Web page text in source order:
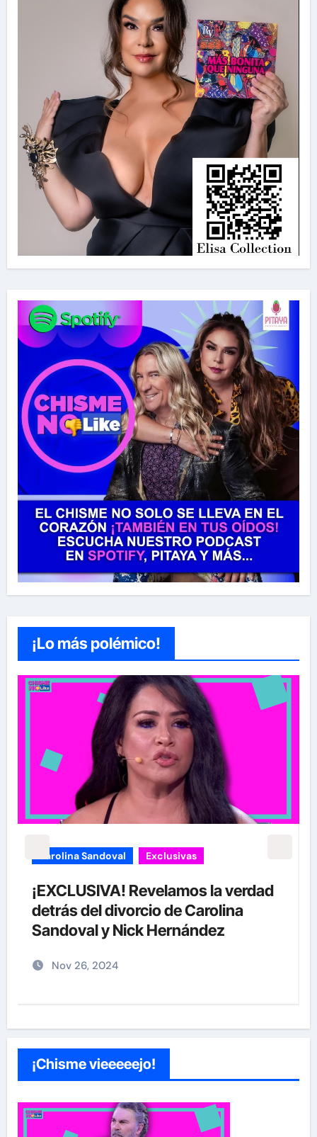
¡Lo más polémico!
Exclusivas Sean 'Diddy' Combs
Jay-Z reacciona a acusaciones de
supuesto abuso a menor de 13 años
junto a Diddy Combs en plena fiesta
Dic 9, 2024
¡Chisme vieeeeejo!